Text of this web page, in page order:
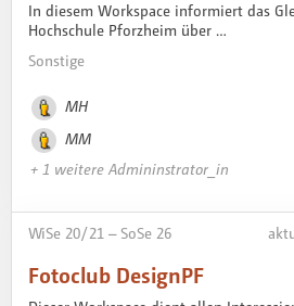
In diesem Workspace informiert das
Hochschule Pforzheim über …
Sonstige
MH
MM
+ 1 weitere Admininstrator_in
WiSe 20 / 21 – SoSe 26
Fotoclub DesignPF